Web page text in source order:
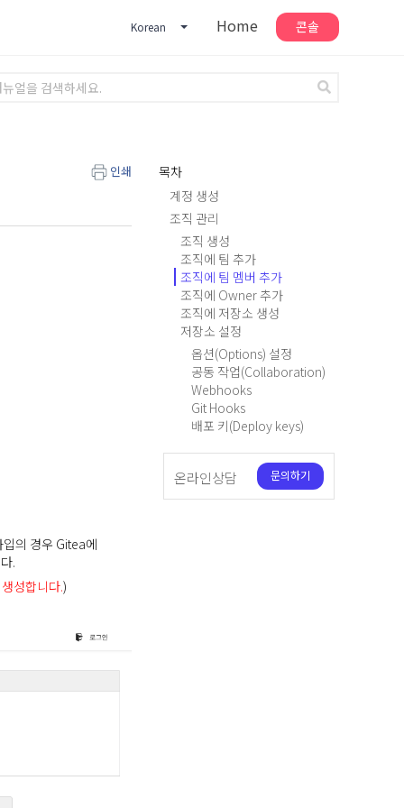
Korean Home 콘솔
인쇄
의 경우 Gitea에
.
성합니다.)
목차
계정 생성
조직 관리
조직 생성
조직에 팀 추가
조직에 팀 멤버 추가
조직에 Owner 추가
조직에 저장소 생성
저장소 설정
옵션(Options) 설정
공동 작업(Collaboration)
Webhooks
Git Hooks
배포 키(Deploy keys)
온라인상담 문의하기